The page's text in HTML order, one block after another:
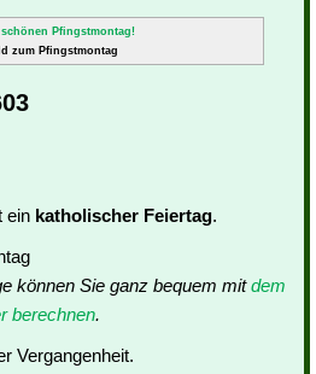
zum Pfingstmontag
ein katholischer Feiertag.
können Sie ganz bequem mitdem
berechnen.
Vergangenheit.